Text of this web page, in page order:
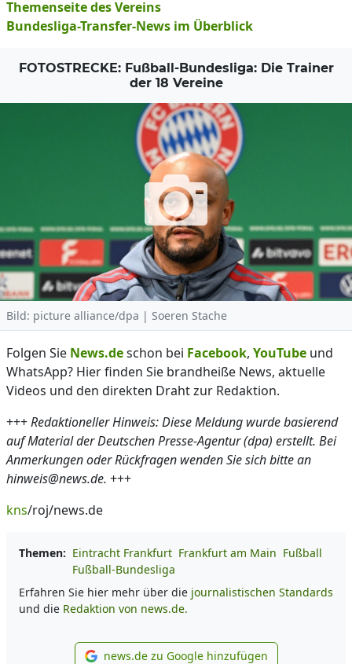
Themenseite des Vereins
Bundesliga-Transfer-News im Überblick
FOTOSTRECKE: Fußball-Bundesliga: Die Trainer
der 18 Vereine
Bild: picture alliance/dpa | Soeren Stache
Folgen Sie News.deschon bei Facebook, YouTube und
WhatsApp? Hier finden Sie brandheiße News, aktuelle
Videos und den direkten Draht zur Redaktion.
+++Redaktioneller Hinweis: Diese Meldung wurde basierend
auf Material der Deutschen Presse-Agentur (dpa) erstellt. Bei
Anmerkungen oder Rückfragen wenden Sie sich bitte an
hinweis@news.de. +++
kns/roj/news.de
Themen: Eintracht Frankfurt Frankfurt am Main Fußball
Fußball-Bundesliga
Erfahren Sie hier mehr über die journalistischen Standards
und die Redaktion von news.de.
news.de zu Google hinzufügen